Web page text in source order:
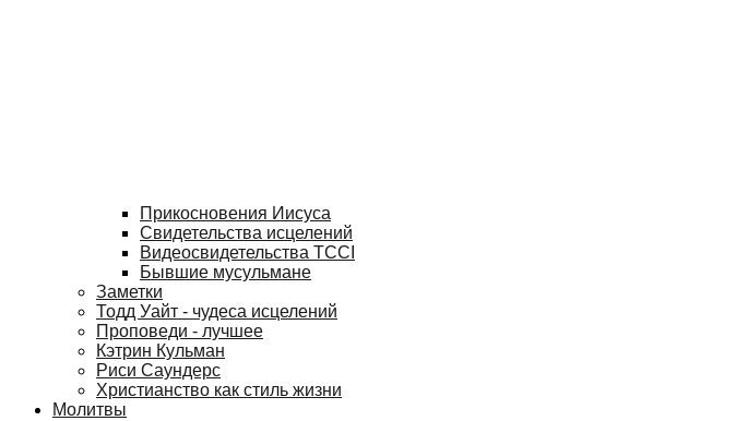
Прикосновения Иисуса
Свидетельства исцелений
Видеосвидетельства TCCI
Бывшие мусульмане
Заметки
Тодд Уайт - чудеса исцелений
Проповеди - лучшее
Кэтрин Кульман
Риси Саундерс
Христианство как стиль жизни
Молитвы